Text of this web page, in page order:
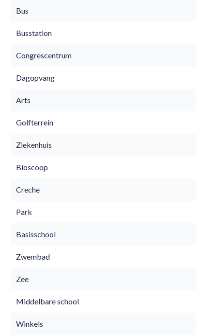
Bus
Busstation
Congrescentrum
Dagopvang
Arts
Golfterrein
Ziekenhuis
Bioscoop
Creche
Park
Basisschool
Zwembad
Zee
Middelbare school
Winkels